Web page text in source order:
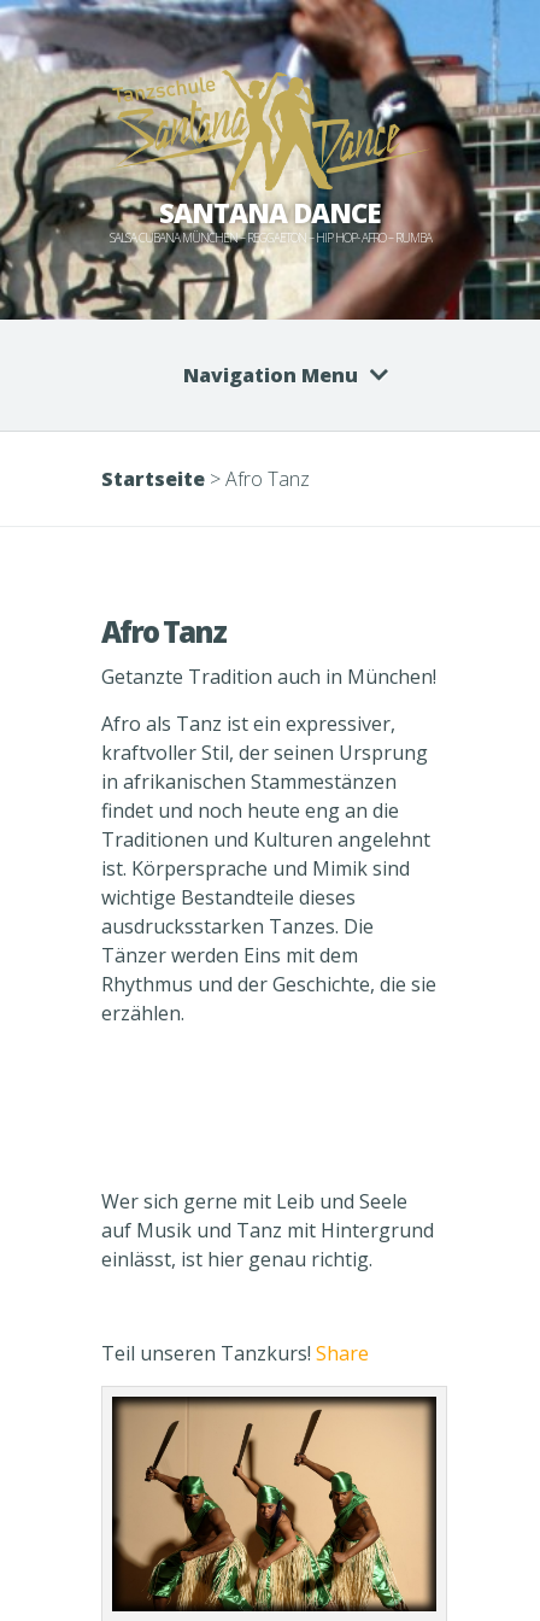
SANTANA DANCE
SALSA CUBANA MÜNCHEN – REGGAETON – HIP HOP- AFRO – RUMBA
Navigation Menu
Startseite >Afro Tanz
Afro Tanz
Getanzte Tradition auch in München!
Afro als Tanz ist ein expressiver,
kraftvoller Stil, der seinen Ursprung
in afrikanischen Stammestänzen
findet und noch heute eng an die
Traditionen und Kulturen angelehnt
ist. Körpersprache und Mimik sind
wichtige Bestandteile dieses
ausdrucksstarken Tanzes. Die
Tänzer werden Eins mit dem
Rhythmus und der Geschichte, die sie
erzählen.
Wer sich gerne mit Leib und Seele
auf Musik und Tanz mit Hintergrund
einlässt, ist hier genau richtig.
Teil unseren Tanzkurs! Share